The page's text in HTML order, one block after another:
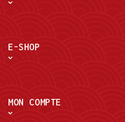
E-SHOP
MON COMPTE